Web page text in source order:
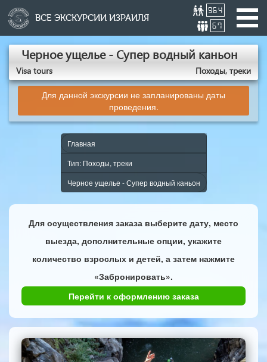
ВСЕ ЭКСКУРСИИ ИЗРАИЛЯ
964
67
Черное ущелье - Супер водный каньон
Visa tours Походы, треки
Для данной экскурсии не запланированы даты
проведения.
Главная
Тип: Походы, треки
Черное ущелье - Супер водный каньон
Для осуществления заказа выберите дату, место
выезда, дополнительные опции, укажите
количество взрослых и детей, а затем нажмите
«Забронировать».
Перейти к оформлению заказа